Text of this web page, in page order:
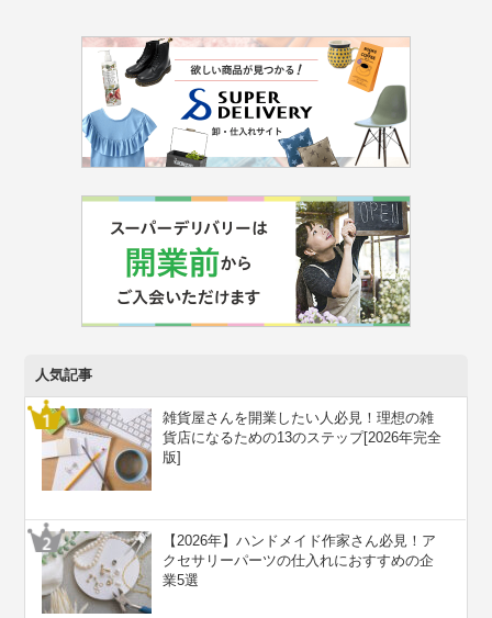
人気記事
雑貨屋さんを開業したい人必見！理想の雑
貨店になるための13のステップ[2026年完全
版]
【2026年】ハンドメイド作家さん必見！ア
クセサリーパーツの仕入れにおすすめの企
業5選